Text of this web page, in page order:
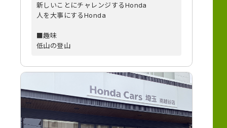
新しいことにチャレンジするHonda
人を大事にするHonda
■趣味
低山の登山